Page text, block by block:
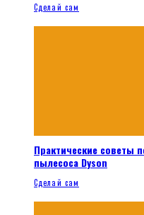
Сделай сам
Практические советы
пылесоса Dyson
Сделай сам